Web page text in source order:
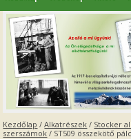
Viszonteladóknak
Kezdőlap /Alkatrészek / Stocker
szerszámok / ST509 összekötő